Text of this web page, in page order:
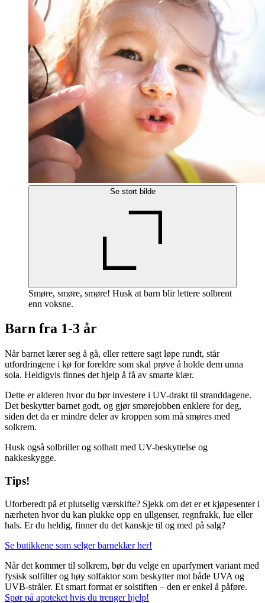
Se stort bilde
Smøre, smøre, smøre! Husk at barn blir lettere solbrent
enn voksne.
Barn fra 1-3 år
Når barnet lærer seg å gå, eller rettere sagt løpe rundt, står
utfordringene i kø for foreldre som skal prøve å holde dem unna
sola. Heldigvis finnes det hjelp å få av smarte klær.
Dette er alderen hvor du bør investere i UV-drakt til stranddagene.
Det beskytter barnet godt, og gjør smørejobben enklere for deg,
siden det da er mindre deler av kroppen som må smøres med
solkrem.
Husk også solbriller og solhatt med UV-beskyttelse og
nakkeskygge.
Tips!
Uforberedt på et plutselig værskifte? Sjekk om det er et kjøpesenter i
nærheten hvor du kan plukke opp en ullgenser, regnfrakk, lue eller
hals. Er du heldig, finner du det kanskje til og med på salg?
Se butikkene som selger barneklær her!
Når det kommer til solkrem, bør du velge en uparfymert variant med
fysisk solfilter og høy solfaktor som beskytter mot både UVA og
UVB-stråler. Et smart format er solstiften – den er enkel å påføre.
Spør på apoteket hvis du trenger hjelp!